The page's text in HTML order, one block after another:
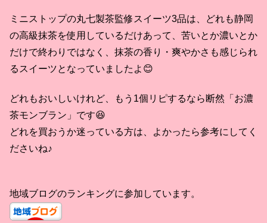
ミニストップの丸七製茶監修スイーツ3品は、どれも静岡
の高級抹茶を使用しているだけあって、苦いとか濃いとか
だけで終わりではなく、抹茶の香り・爽やかさも感じられ
るスイーツとなっていましたよ😊
どれもおいしいけれど、もう1個リピするなら断然「お濃
茶モンブラン」です😆
どれを買おうか迷っている方は、よかったら参考にしてく
ださいね♪
地域ブログのランキングに参加しています。